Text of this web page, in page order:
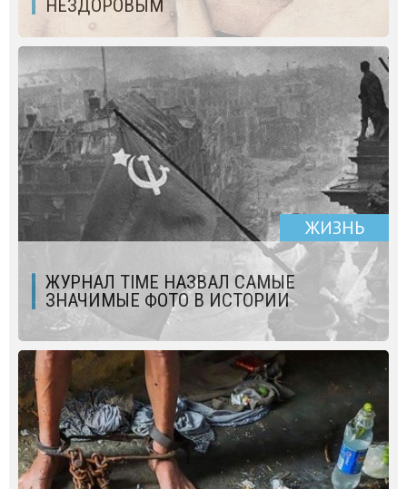
НЕЗДОРОВЫМ
ЖИЗНЬ
ЖУРНАЛ TIME НАЗВАЛ САМЫЕ
ЗНАЧИМЫЕ ФОТО В ИСТОРИИ